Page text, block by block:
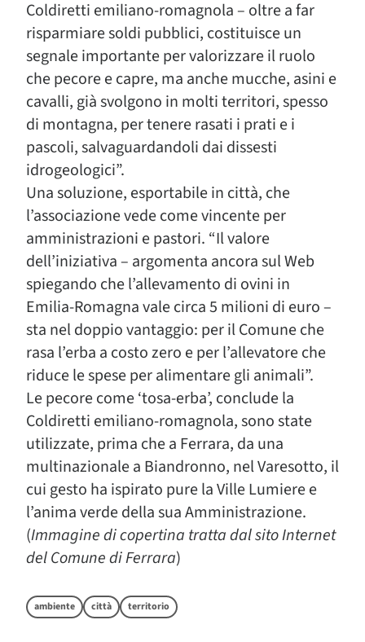
Coldiretti emiliano-romagnola – oltre a far
risparmiare soldi pubblici, costituisce un
segnale importante per valorizzare il ruolo
che pecore e capre, ma anche mucche, asini e
cavalli, già svolgono in molti territori, spesso
di montagna, per tenere rasati i prati e i
pascoli, salvaguardandoli dai dissesti
idrogeologici”.
Una soluzione, esportabile in città, che
l’associazione vede come vincente per
amministrazioni e pastori. “Il valore
dell’iniziativa – argomenta ancora sul Web
spiegando che l’allevamento di ovini in
Emilia-Romagna vale circa 5 milioni di euro –
sta nel doppio vantaggio: per il Comune che
rasa l’erba a costo zero e per l’allevatore che
riduce le spese per alimentare gli animali”.
Le pecore come ‘tosa-erba’, conclude la
Coldiretti emiliano-romagnola, sono state
utilizzate, prima che a Ferrara, da una
multinazionale a Biandronno, nel Varesotto, il
cui gesto ha ispirato pure la Ville Lumiere e
l’anima verde della sua Amministrazione.
(Immagine di copertina tratta dal sito Internet
del Comune di Ferrara)
ambiente città territorio